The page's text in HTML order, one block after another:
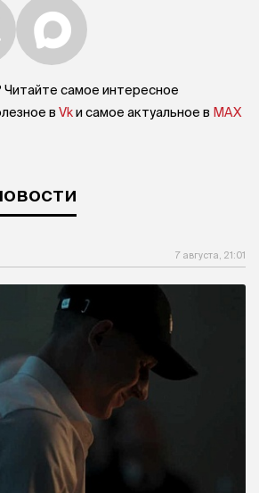
Читайте самое интересное
в Vkи самое актуальное в MAX
7 августа, 21:01